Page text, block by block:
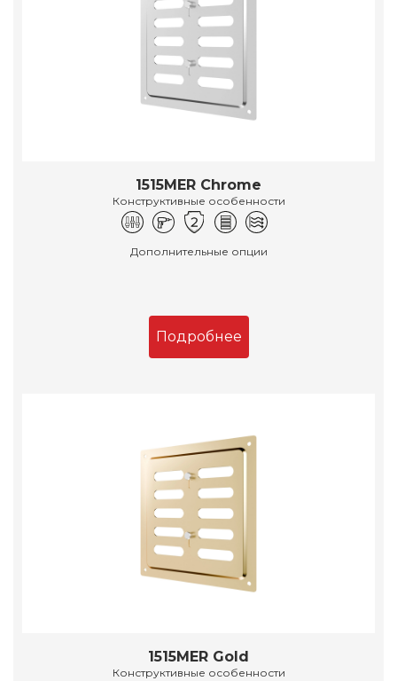
1515MER Chrome
Конструктивные особенности
Дополнительные опции
Подробнее
1515MER Gold
Конструктивные особенности